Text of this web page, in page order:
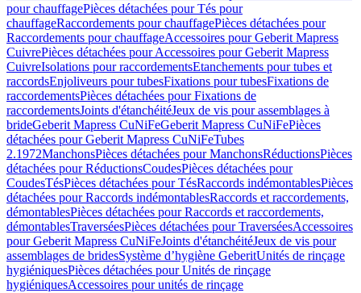
pour chauffagePièces détachées pour Tés pour
chauffageRaccordements pour chauffagePièces détachées pour
Raccordements pour chauffageAccessoires pour Geberit Mapress
CuivrePièces détachées pour Accessoires pour Geberit Mapress
CuivreIsolations pour raccordementsEtanchements pour tubes et
raccordsEnjoliveurs pour tubesFixations pour tubesFixations de
raccordementsPièces détachées pour Fixations de
raccordementsJoints d'étanchéitéJeux de vis pour assemblages à
brideGeberit Mapress CuNiFeGeberit Mapress CuNiFePièces
détachées pour Geberit Mapress CuNiFeTubes
2.1972ManchonsPièces détachées pour ManchonsRéductionsPièces
détachées pour RéductionsCoudesPièces détachées pour
CoudesTésPièces détachées pour TésRaccords indémontablesPièces
détachées pour Raccords indémontablesRaccords et raccordements,
démontablesPièces détachées pour Raccords et raccordements,
démontablesTraverséesPièces détachées pour TraverséesAccessoires
pour Geberit Mapress CuNiFeJoints d'étanchéitéJeux de vis pour
assemblages de bridesSystème d’hygiène GeberitUnités de rinçage
hygiéniquesPièces détachées pour Unités de rinçage
hygiéniquesAccessoires pour unités de rinçage